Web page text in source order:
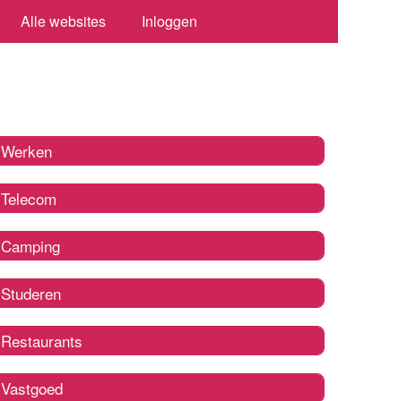
Alle websites Inloggen
Werken
Telecom
Camping
Studeren
Restaurants
Vastgoed